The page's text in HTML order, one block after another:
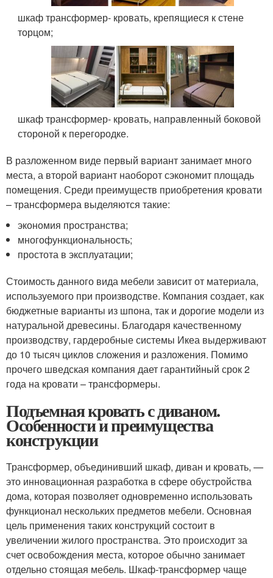
шкаф трансформер- кровать, крепящиеся к стене
торцом;
шкаф трансформер- кровать, направленный боковой
стороной к перегородке.
В разложенном виде первый вариант занимает много
места, а второй вариант наоборот сэкономит площадь
помещения. Среди преимуществ приобретения кровати
– трансформера выделяются такие:
экономия пространства;
многофункциональность;
простота в эксплуатации;
Стоимость данного вида мебели зависит от материала,
используемого при производстве. Компания создает, как
бюджетные варианты из шпона, так и дорогие модели из
натуральной древесины. Благодаря качественному
производству, гардеробные системы Икеа выдерживают
до 10 тысяч циклов сложения и разложения. Помимо
прочего шведская компания дает гарантийный срок 2
года на кровати – трансформеры.
Подъемная кровать с диваном.
Особенности и преимущества
конструкции
Трансформер, объединивший шкаф, диван и кровать, —
это инновационная разработка в сфере обустройства
дома, которая позволяет одновременно использовать
функционал нескольких предметов мебели. Основная
цель применения таких конструкций состоит в
увеличении жилого пространства. Это происходит за
счет освобождения места, которое обычно занимает
отдельно стоящая мебель. Шкаф-трансформер чаще